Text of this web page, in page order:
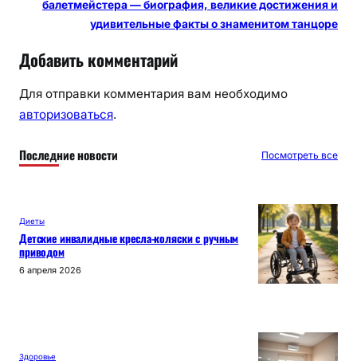
балетмейстера — биография, великие достижения и
удивительные факты о знаменитом танцоре
Добавить комментарий
Для отправки комментария вам необходимо
авторизоваться.
Последние новости Посмотреть все
Диеты
Детские инвалидные кресла-коляски с ручным
приводом
6 апреля 2026
Здоровье